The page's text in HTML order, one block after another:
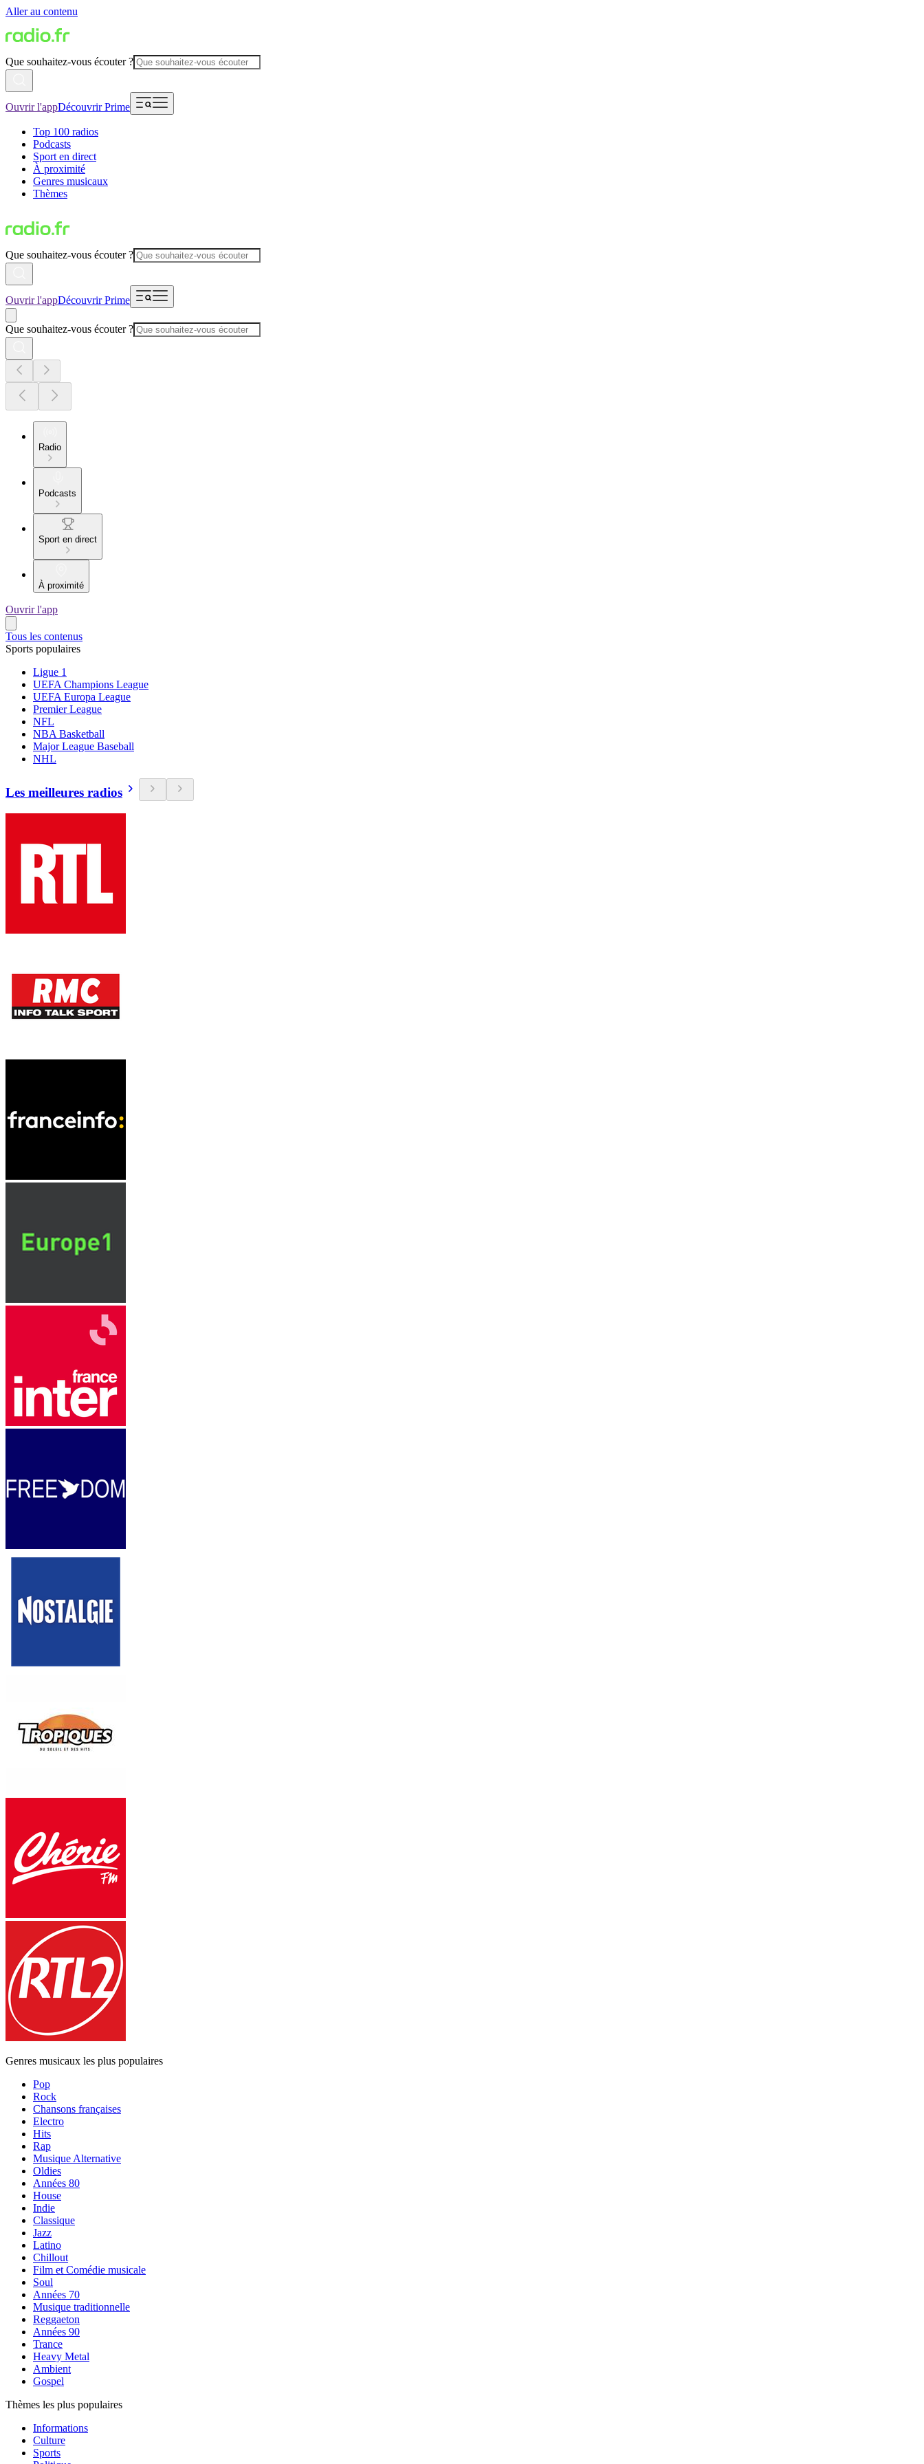
Aller au contenu
Que souhaitez-vous écouter ?
Ouvrir l'appDécouvrir Prime
Top 100 radios
Podcasts
Sport en direct
À proximité
Genres musicaux
Thèmes
Que souhaitez-vous écouter ?
Ouvrir l'appDécouvrir Prime
Que souhaitez-vous écouter ?
Radio
Podcasts
Sport en direct
À proximité
Ouvrir l'app
Tous les contenus
Sports populaires
Ligue 1
UEFA Champions League
UEFA Europa League
Premier League
NFL
NBA Basketball
Major League Baseball
NHL
Les meilleures radios
Genres musicaux les plus populaires
Pop
Rock
Chansons françaises
Electro
Hits
Rap
Musique Alternative
Oldies
Années 80
House
Indie
Classique
Jazz
Latino
Chillout
Film et Comédie musicale
Soul
Années 70
Musique traditionnelle
Reggaeton
Années 90
Trance
Heavy Metal
Ambient
Gospel
Thèmes les plus populaires
Informations
Culture
Sports